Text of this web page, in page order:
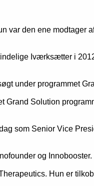
var den ene modtager
Iværksætter i
under programmet
Grand Solution
som Senior Vice
og Innobooster.
Hun er